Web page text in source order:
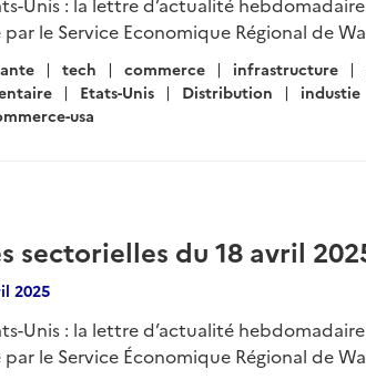
le Service Economique Régional de
tech commerce infrastructure
Etats-Unis Distribution industie
usa
sectorielles du 18 avril
2025
Unis : la lettre d’actualité
le Service Économique Régional de